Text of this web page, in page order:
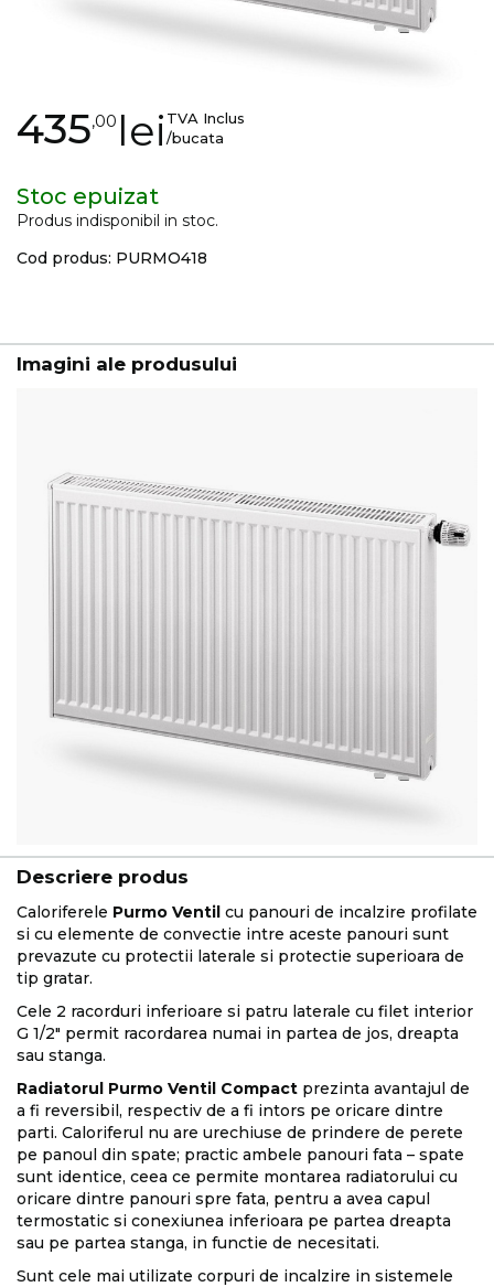
Skip
to
beginning
of
images
435,00 leiTVA Inclus
/bucata
Stoc epuizat
Produs indisponibil in stoc.
Cod produs: PURMO418
Imagini ale produsului
Descriere produs
Caloriferele Purmo Ventil cu panouri de incalzire profilate
si cu elemente de convectie intre aceste panouri sunt
prevazute cu protectii laterale si protectie superioara de
tip gratar.
Cele 2 racorduri inferioare si patru laterale cu filet interior
G 1/2" permit racordarea numai in partea de jos, dreapta
sau stanga.
Radiatorul Purmo Ventil Compact prezinta avantajul de
a fi reversibil, respectiv de a fi intors pe oricare dintre
parti. Caloriferul nu are urechiuse de prindere de perete
pe panoul din spate; practic ambele panouri fata – spate
sunt identice, ceea ce permite montarea radiatorului cu
oricare dintre panouri spre fata, pentru a avea capul
termostatic si conexiunea inferioara pe partea dreapta
sau pe partea stanga, in functie de necesitati.
Sunt cele mai utilizate corpuri de incalzire in sistemele